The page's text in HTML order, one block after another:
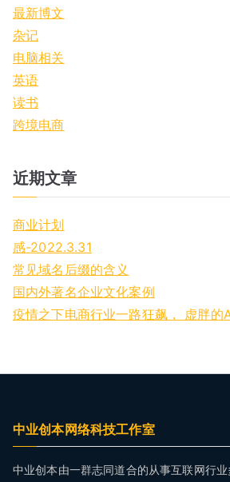
最新博文
杂记
电脑相关
英语
读书
跨境电商
近期文章
商业计划
感-2022.3.31
常见域名后缀的含义
国内外著名企业文化案例
疫情之下电商行业一路狂飙， 虚胖
中业创本网络科技工作室
中业创本由一群志同道合的从事互联网行